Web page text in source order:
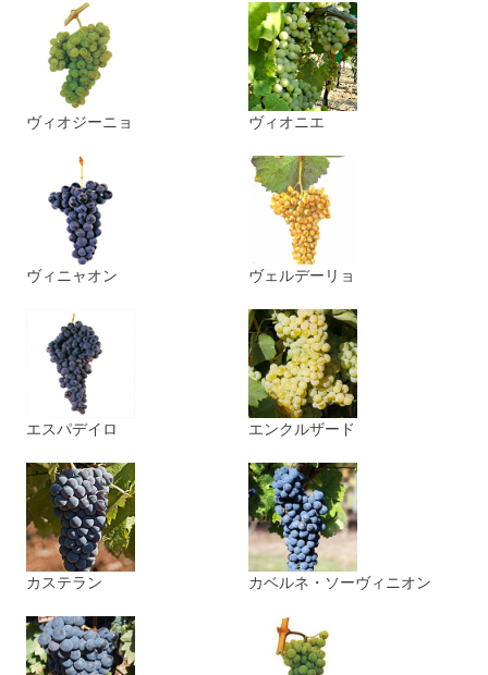
ヴィオジーニョ ヴィオニエ
ヴィニャオン ヴェルデーリョ
エスパデイロ エンクルザード
カステラン カベルネ・ソーヴィニオン